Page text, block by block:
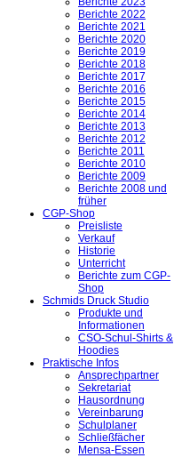
Berichte 2022
Berichte 2021
Berichte 2020
Berichte 2019
Berichte 2018
Berichte 2017
Berichte 2016
Berichte 2015
Berichte 2014
Berichte 2013
Berichte 2012
Berichte 2011
Berichte 2010
Berichte 2009
Berichte 2008 und
früher
CGP-Shop
Preisliste
Verkauf
Historie
Unterricht
Berichte zum CGP-
Shop
Schmids Druck Studio
Produkte und
Informationen
CSO-Schul-Shirts &
Hoodies
Praktische Infos
Ansprechpartner
Sekretariat
Hausordnung
Vereinbarung
Schulplaner
Schließfächer
Mensa-Essen